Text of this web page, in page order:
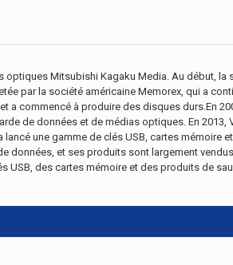
Mitsubishi Kagaku Media. Au début, la
par la société américaine Memorex, qui a
a commencé à produire des disques durs.En
de données et de médias optiques. En 2013,
une gamme de clés USB, cartes mémoire
et ses produits sont largement
des cartes mémoire et des produits de